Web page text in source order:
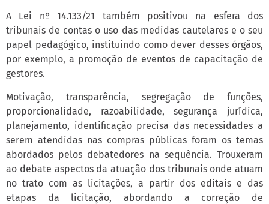
A Lei nº 14.133/21 também positivou na esfera dos
tribunais de contas o uso das medidas cautelares e o seu
papel pedagógico, instituindo como dever desses órgãos,
por exemplo, a promoção de eventos de capacitação de
gestores.
Motivação, transparência, segregação de funções,
proporcionalidade, razoabilidade, segurança jurídica,
planejamento, identificação precisa das necessidades a
serem atendidas nas compras públicas foram os temas
abordados pelos debatedores na sequência. Trouxeram
ao debate aspectos da atuação dos tribunais onde atuam
no trato com as licitações, a partir dos editais e das
etapas da licitação, abordando a correção de